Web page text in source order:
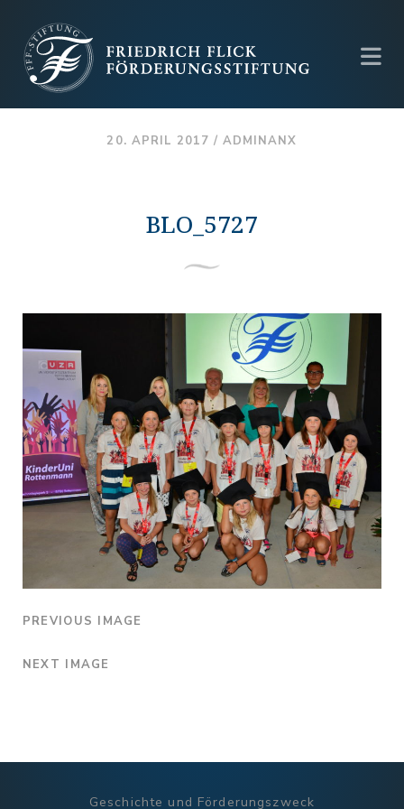
20. APRIL 2017 /ADMINANX
BLO_5727
PREVIOUS IMAGE
NEXT IMAGE
Geschichte und Förderungszweck